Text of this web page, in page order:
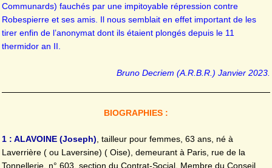
Communards) fauchés par une impitoyable répression contre
Robespierre et ses amis. Il nous semblait en effet important de les
tirer enfin de l’anonymat dont ils étaient plongés depuis le 11
thermidor an II.
Bruno Decriem (A.R.B.R.) Janvier 2023.
BIOGRAPHIES :
1 : ALAVOINE (Joseph), tailleur pour femmes, 63 ans, né à
Laverrière ( ou Laversine) ( Oise), demeurant à Paris, rue de la
Tonnellerie, n° 603, section du Contrat-Social. Membre du Conseil